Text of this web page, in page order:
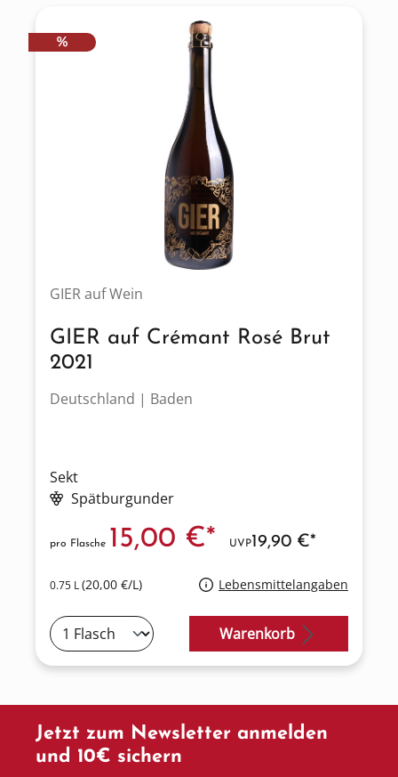
RABATT
%
GIER auf Wein
GIER auf Crémant Rosé Brut
2021
Deutschland | Baden
Sekt
Spätburgunder
0.75 L(20,00 €/L) Lebensmittelangaben
pro Flasche 15,00 €* UVP19,90 €*
Warenkorb
Jetzt zum Newsletter anmelden
und 10€ sichern